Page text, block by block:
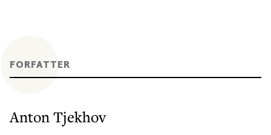
FORFATTER
Anton Tjekhov